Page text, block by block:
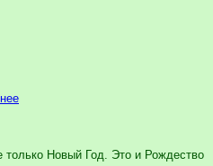
только Новый Год. Это и Рождество